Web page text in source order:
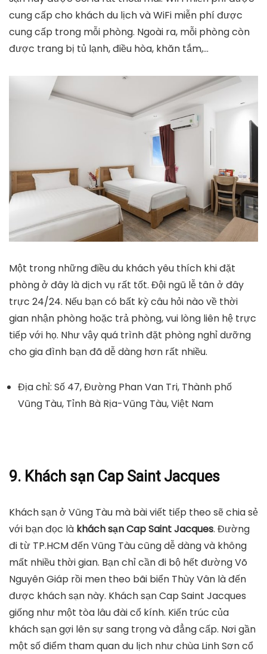
cung cấp cho khách du lịch và WiFi miễn phí được
cung cấp trong mỗi phòng. Ngoài ra, mỗi phòng còn
được trang bị tủ lạnh, điều hòa, khăn tắm,…
Một trong những điều du khách yêu thích khi đặt
phòng ở đây là dịch vụ rất tốt. Đội ngũ lễ tân ở đây
trực 24/24. Nếu bạn có bất kỳ câu hỏi nào về thời
gian nhận phòng hoặc trả phòng, vui lòng liên hệ trực
tiếp với họ. Như vậy quá trình đặt phòng nghỉ dưỡng
cho gia đình bạn đã dễ dàng hơn rất nhiều.
Địa chỉ: Số 47, Đường Phan Van Tri, Thành phố
Vũng Tàu, Tỉnh Bà Rịa-Vũng Tàu, Việt Nam
9. Khách sạn Cap Saint Jacques
Khách sạn ở Vũng Tàu mà bài viết tiếp theo sẽ chia sẻ
với bạn đọc là khách sạn Cap Saint Jacques. Đường
đi từ TP.HCM đến Vũng Tàu cũng dễ dàng và không
mất nhiều thời gian. Bạn chỉ cần đi bộ hết đường Võ
Nguyên Giáp rồi men theo bãi biển Thùy Vân là đến
được khách sạn này. Khách sạn Cap Saint Jacques
giống như một tòa lâu đài cổ kính. Kiến trúc của
khách sạn gợi lên sự sang trọng và đẳng cấp. Nơi gần
một số điểm tham quan du lịch như chùa Linh Sơn cổ